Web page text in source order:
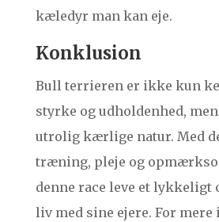
kæledyr man kan eje.
Konklusion
Bull terrieren er ikke kun
styrke og udholdenhed,
utrolig kærlige natur. Med
træning, pleje og
denne race leve et lykkeligt
liv med sine ejere. For